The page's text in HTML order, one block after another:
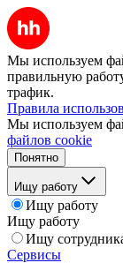
Мы используем
правильную
трафик.
Правила
Мы используем
файлов cookie
Понятно
Ищу работу
Ищу работу
Ищу работу
Ищу
Сервисы